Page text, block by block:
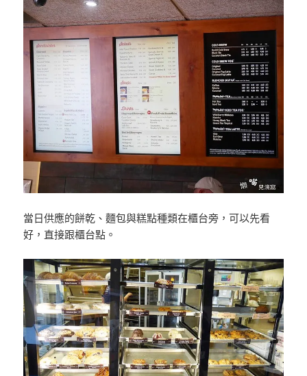
當日供應的餅乾、麵包與糕點種類在櫃台旁，可以先看
好，直接跟櫃台點。